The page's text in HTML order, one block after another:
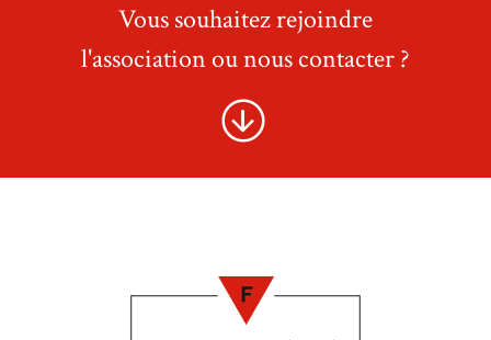
Vous souhaitez rejoindre
l'association ou nous contacter ?